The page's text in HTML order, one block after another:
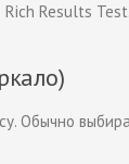
Results Test.
Обычно